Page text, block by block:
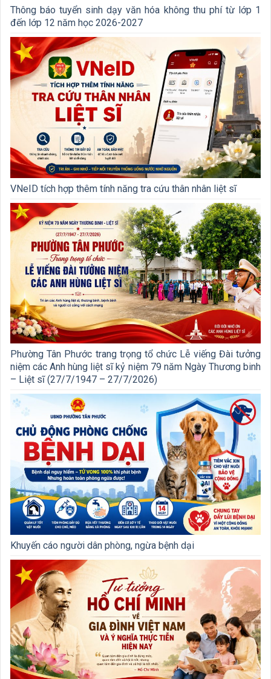
Thông báo tuyển sinh dạy văn hóa không thu phí từ lớp 1
đến lớp 12 năm học 2026-2027
VNeID tích hợp thêm tính năng tra cứu thân nhân liệt sĩ
Phường Tân Phước trang trọng tổ chức Lễ viếng Đài tưởng
niệm các Anh hùng liệt sĩ kỷ niệm 79 năm Ngày Thương binh
– Liệt sĩ (27/7/1947 – 27/7/2026)
Khuyến cáo người dân phòng, ngừa bệnh dại